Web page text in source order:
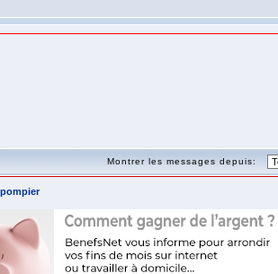
Montrer les messages depuis: